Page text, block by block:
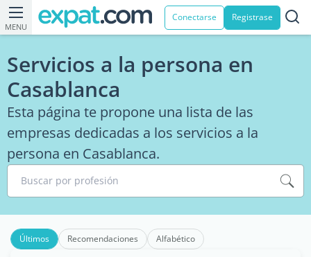
MENU
Conectarse Registrase
Servicios a la persona en
Casablanca
Esta página te propone una lista de las
empresas dedicadas a los servicios a la
persona en Casablanca.
Buscar por profesión
Últimos Recomendaciones Alfabético